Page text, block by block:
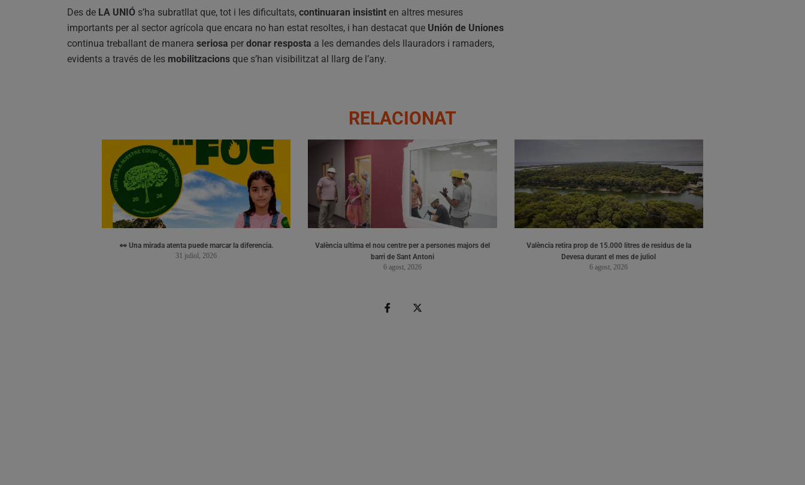
Des de LA UNIÓ s’ha subratllat que, tot i les dificultats, continuaran insistint en altres mesures
importants per al sector agrícola que encara no han estat resoltes, i han destacat que Unión de Uniones
continua treballant de manera seriosa per donar resposta a les demandes dels llauradors i ramaders,
evidents a través de les mobilitzacions que s’han visibilitzat al llarg de l’any.
RELACIONAT
👀 Una mirada atenta puede marcar la diferencia.
31 juliol, 2026
València ultima el nou centre per a persones majors del
barri de Sant Antoni
6 agost, 2026
València retira prop de 15.000 litres de residus de la
Devesa durant el mes de juliol
6 agost, 2026